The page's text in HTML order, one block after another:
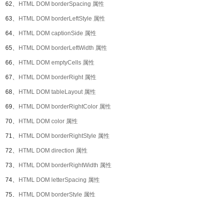
62、 HTML DOM borderSpacing 属性
63、 HTML DOM borderLeftStyle 属性
64、 HTML DOM captionSide 属性
65、 HTML DOM borderLeftWidth 属性
66、 HTML DOM emptyCells 属性
67、 HTML DOM borderRight 属性
68、 HTML DOM tableLayout 属性
69、 HTML DOM borderRightColor 属性
70、 HTML DOM color 属性
71、 HTML DOM borderRightStyle 属性
72、 HTML DOM direction 属性
73、 HTML DOM borderRightWidth 属性
74、 HTML DOM letterSpacing 属性
75、 HTML DOM borderStyle 属性